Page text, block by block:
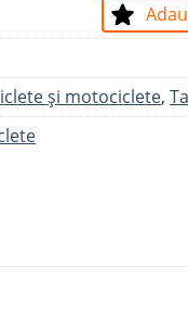
şi motociclete,